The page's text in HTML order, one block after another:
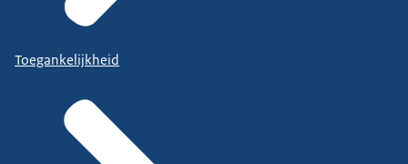
Toegankelijkheid